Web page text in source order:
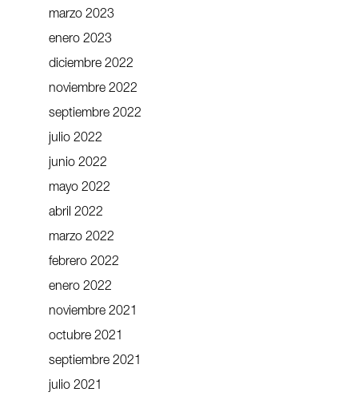
marzo 2023
enero 2023
diciembre 2022
noviembre 2022
septiembre 2022
julio 2022
junio 2022
mayo 2022
abril 2022
marzo 2022
febrero 2022
enero 2022
noviembre 2021
octubre 2021
septiembre 2021
julio 2021